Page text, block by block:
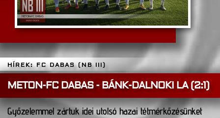
HÍREK: FC DABAS (NB III)
METON-FC DABAS - BÁNK-DALNOKI LA (2:1)
Győzelemmel zártuk idei utolsó hazai tétmérkőzésünket